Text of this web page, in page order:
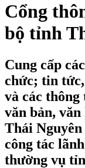
Cổng
bộ tỉnh
Cung cấp
chức; tin
và các
văn bản,
Thái
công tác
thường vụ